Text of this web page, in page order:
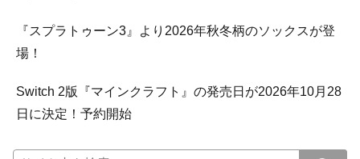
『スプラトゥーン3』より2026年秋冬柄のソックスが登
場！
Switch 2版『マインクラフト』の発売日が2026年10月28
日に決定！予約開始